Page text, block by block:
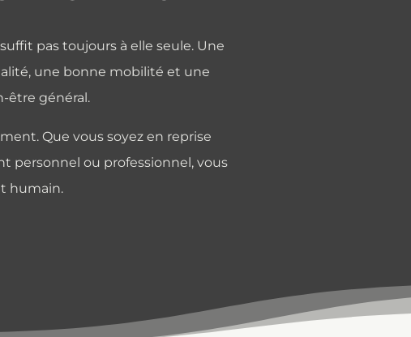
pas toujours à elle seule. Une
une bonne mobilité et une
être général.
Que vous soyez en reprise
personnel ou professionnel, vous
humain.